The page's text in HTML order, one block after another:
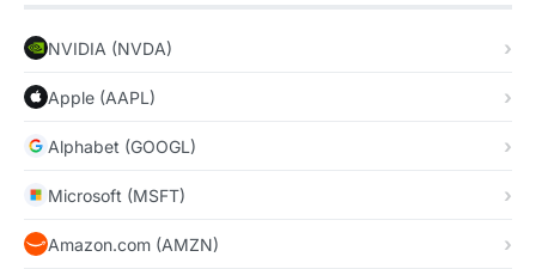
NVIDIA (NVDA)
Apple (AAPL)
Alphabet (GOOGL)
Microsoft (MSFT)
Amazon.com (AMZN)